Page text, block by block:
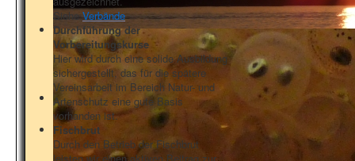
SieheVerbände
Durchführung der
Vorbereitungskurse
Hier wird durch eine solide Ausbildung
sichergestellt, das für die spätere
Vereinsarbeit im Bereich Natur- und
Artenschutz eine gute Basis
vorhanden ist.
Fischbrut
Durch den Betrieb der Fischbrut